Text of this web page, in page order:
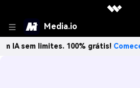
Media.io
limites. 100% grátis!Comece grátis→